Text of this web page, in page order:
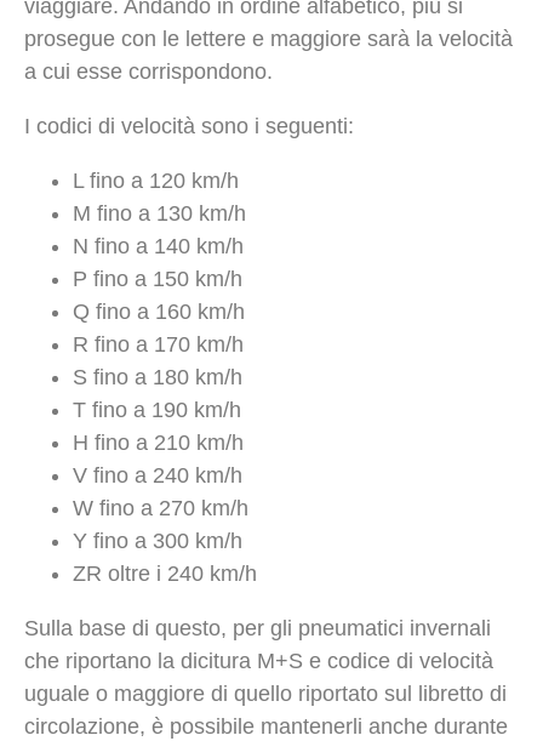
viaggiare. Andando in ordine alfabetico, più si
prosegue con le lettere e maggiore sarà la velocità
a cui esse corrispondono.
I codici di velocità sono i seguenti:
L fino a 120 km/h
M fino a 130 km/h
N fino a 140 km/h
P fino a 150 km/h
Q fino a 160 km/h
R fino a 170 km/h
S fino a 180 km/h
T fino a 190 km/h
H fino a 210 km/h
V fino a 240 km/h
W fino a 270 km/h
Y fino a 300 km/h
ZR oltre i 240 km/h
Sulla base di questo, per gli pneumatici invernali
che riportano la dicitura M+S e codice di velocità
uguale o maggiore di quello riportato sul libretto di
circolazione, è possibile mantenerli anche durante